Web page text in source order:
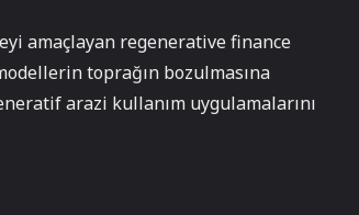
amaçlayan regenerative finance
toprağın bozulmasına
arazi kullanım uygulamalarını